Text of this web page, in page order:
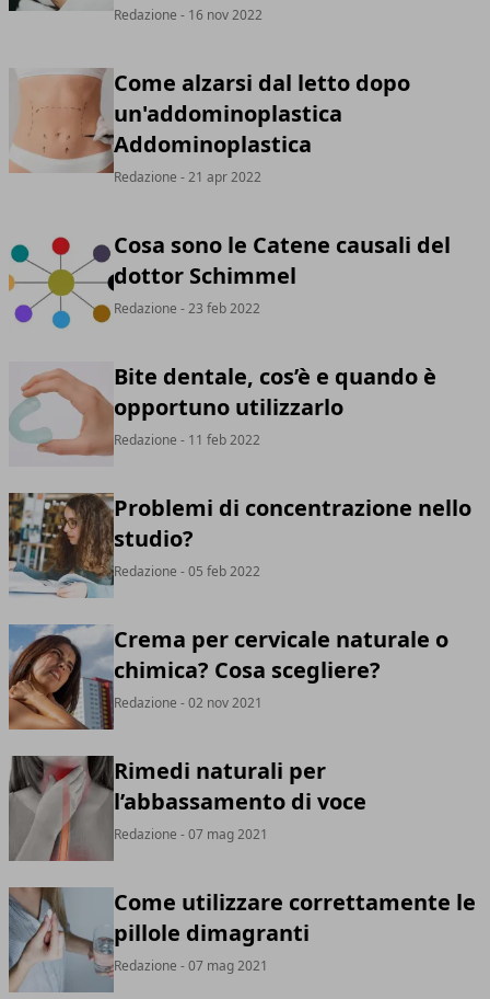
Redazione - 16 nov 2022
Come alzarsi dal letto dopo
un'addominoplastica
Addominoplastica
Redazione - 21 apr 2022
Cosa sono le Catene causali del
dottor Schimmel
Redazione - 23 feb 2022
Bite dentale, cos’è e quando è
opportuno utilizzarlo
Redazione - 11 feb 2022
Problemi di concentrazione nello
studio?
Redazione - 05 feb 2022
Crema per cervicale naturale o
chimica? Cosa scegliere?
Redazione - 02 nov 2021
Rimedi naturali per
l’abbassamento di voce
Redazione - 07 mag 2021
Come utilizzare correttamente le
pillole dimagranti
Redazione - 07 mag 2021